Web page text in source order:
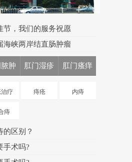
节，我们的服务祝愿
海峡两岸结直肠肿瘤
肿 肛门湿疹 肛门瘙痒
疗 痔疮 内痔
痔
的区别？
手术吗?